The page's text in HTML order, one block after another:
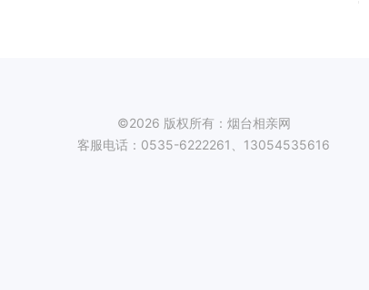
©2026 版权所有：烟台相亲网
客服电话：0535-6222261、13054535616